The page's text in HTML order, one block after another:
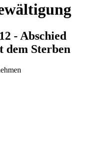
- Abschied
dem Sterben